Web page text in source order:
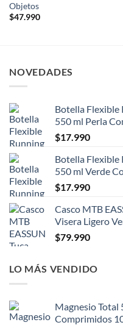
Objetos
$47.990
NOVEDADES
Botella
550 ml Perla
$17.990
Botella
550 ml Verde
$17.990
Casco MTB
Visera Ligero
$79.990
LO MÁS VENDIDO
Magnesio Total
Comprimidos